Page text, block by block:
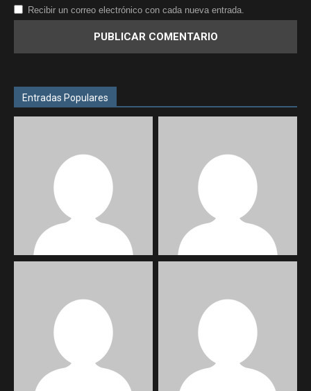
Recibir un correo electrónico con cada nueva entrada.
Entradas Populares